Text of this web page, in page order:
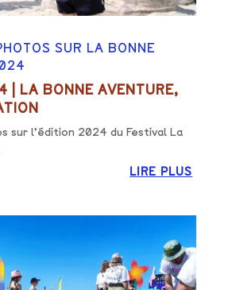
SUR LA BONNE
LA BONNE AVENTURE,
sur l’édition 2024 du Festival La
LIRE PLUS